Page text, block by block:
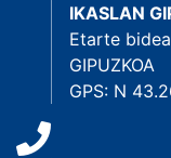
IKASLAN
Etarte
GIPUZKOA
GPS: N